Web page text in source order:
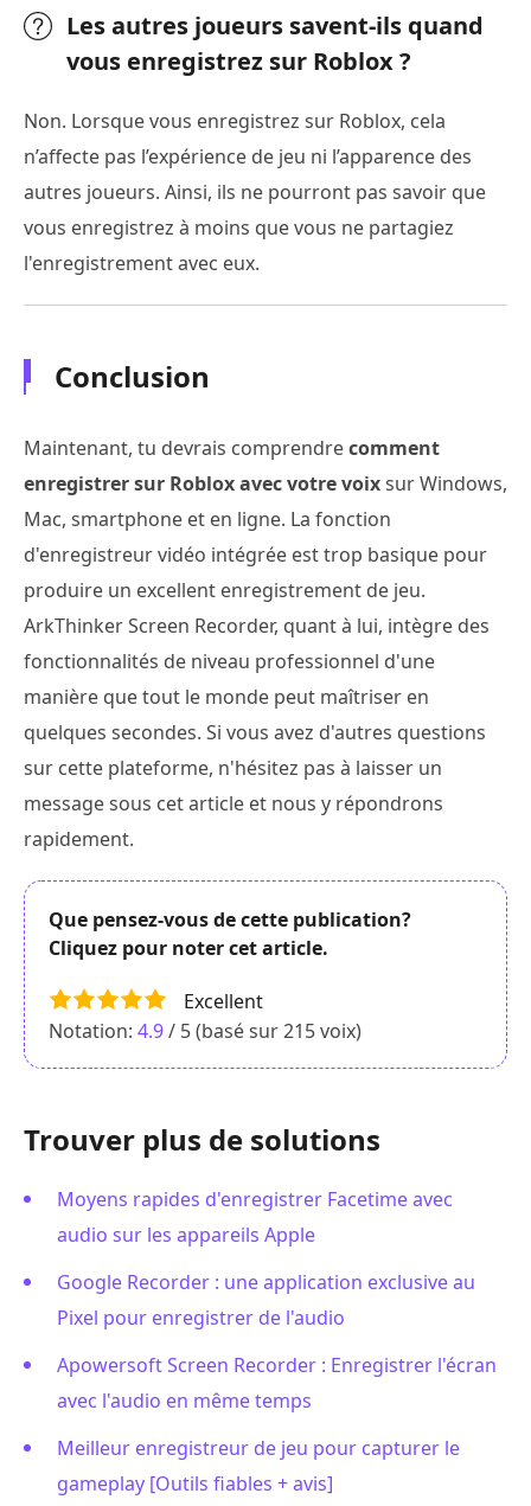
Les autres joueurs savent-ils quand
vous enregistrez sur Roblox ?
Non. Lorsque vous enregistrez sur Roblox, cela
n’affecte pas l’expérience de jeu ni l’apparence des
autres joueurs. Ainsi, ils ne pourront pas savoir que
vous enregistrez à moins que vous ne partagiez
l'enregistrement avec eux.
Conclusion
Maintenant, tu devrais comprendrecomment
enregistrer sur Roblox avec votre voixsur Windows,
Mac, smartphone et en ligne. La fonction
d'enregistreur vidéo intégrée est trop basique pour
produire un excellent enregistrement de jeu.
ArkThinker Screen Recorder, quant à lui, intègre des
fonctionnalités de niveau professionnel d'une
manière que tout le monde peut maîtriser en
quelques secondes. Si vous avez d'autres questions
sur cette plateforme, n'hésitez pas à laisser un
message sous cet article et nous y répondrons
rapidement.
Que pensez-vous de cette publication?
Cliquez pour noter cet article.
Excellent
Notation: 4.9/ 5 (basé sur215voix)
Trouver plus de solutions
Moyens rapides d'enregistrer Facetime avec
audio sur les appareils Apple
Google Recorder : une application exclusive au
Pixel pour enregistrer de l'audio
Apowersoft Screen Recorder : Enregistrer l'écran
avec l'audio en même temps
Meilleur enregistreur de jeu pour capturer le
gameplay [Outils fiables + avis]